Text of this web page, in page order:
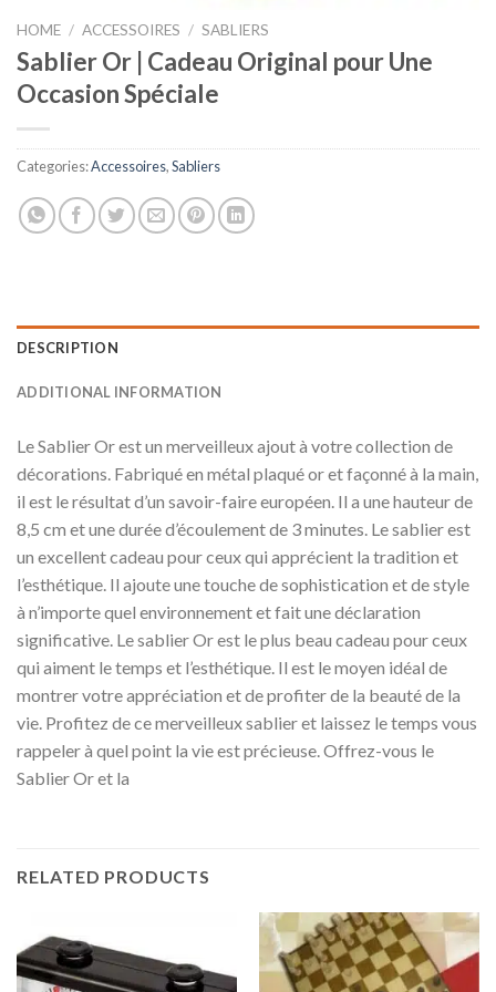
HOME / ACCESSOIRES / SABLIERS
Sablier Or | Cadeau Original pour Une
Occasion Spéciale
Categories:Accessoires,Sabliers
DESCRIPTION
ADDITIONAL INFORMATION
Le Sablier Or est un merveilleux ajout à votre collection de
décorations. Fabriqué en métal plaqué or et façonné à la main,
il est le résultat d’un savoir-faire européen. Il a une hauteur de
8,5 cm et une durée d’écoulement de 3 minutes. Le sablier est
un excellent cadeau pour ceux qui apprécient la tradition et
l’esthétique. Il ajoute une touche de sophistication et de style
à n’importe quel environnement et fait une déclaration
significative. Le sablier Or est le plus beau cadeau pour ceux
qui aiment le temps et l’esthétique. Il est le moyen idéal de
montrer votre appréciation et de profiter de la beauté de la
vie. Profitez de ce merveilleux sablier et laissez le temps vous
rappeler à quel point la vie est précieuse. Offrez-vous le
Sablier Or et la
RELATED PRODUCTS